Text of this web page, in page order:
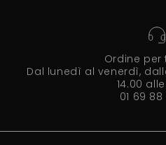
Ordine per
Dal lunedì al venerdì,
14.00 alle
01 69 88